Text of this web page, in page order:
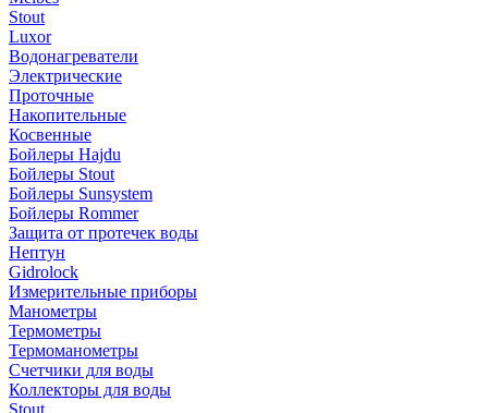
Stout
Luxor
Водонагреватели
Электрические
Проточные
Накопительные
Косвенные
Бойлеры Hajdu
Бойлеры Stout
Бойлеры Sunsystem
Бойлеры Rommer
Защита от протечек воды
Нептун
Gidrolock
Измерительные приборы
Манометры
Термометры
Термоманометры
Счетчики для воды
Коллекторы для воды
Stout